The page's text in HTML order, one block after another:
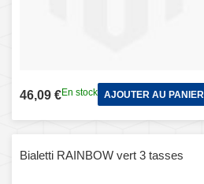
46,09 €En stock AJOUTER AU PANIER
Bialetti RAINBOW vert 3 tasses